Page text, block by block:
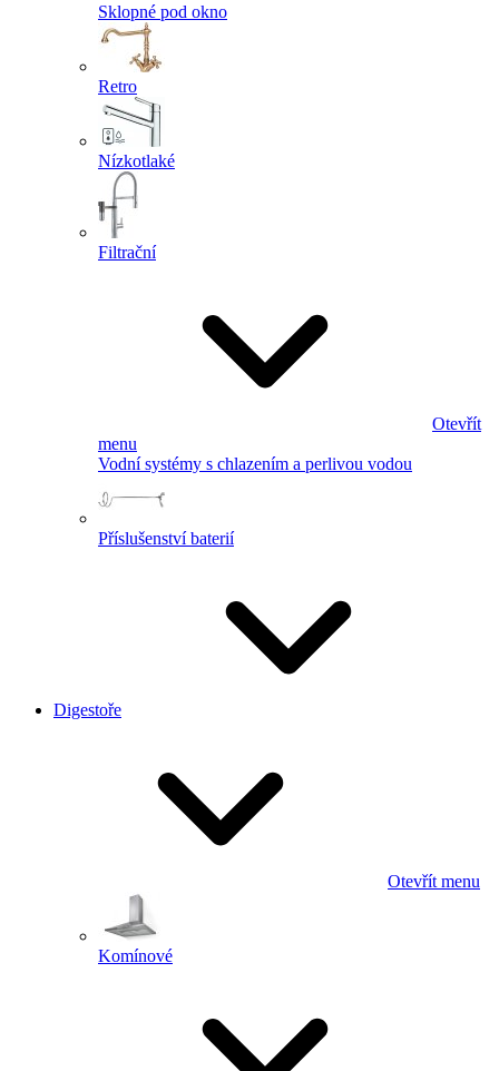
Sklopné pod okno
Retro
Nízkotlaké
Filtrační
Otevřít
menu
Vodní systémy s chlazením a perlivou vodou
Příslušenství baterií
Digestoře
Otevřít menu
Komínové